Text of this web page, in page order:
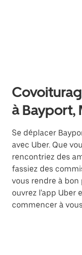
à Bayport,
Se déplacer
avec Uber. Que
rencontriez des
fassiez des
vous rendre à
ouvrez l'app Uber
commencer à